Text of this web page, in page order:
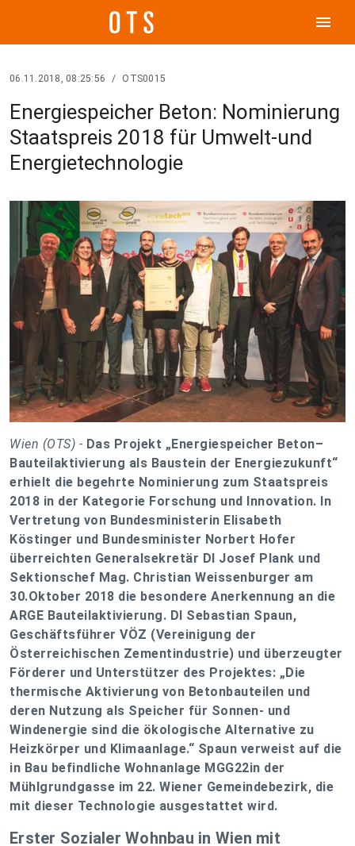
menu
06.11.2018, 08:25:56 / OTS0015
Energiespeicher Beton: Nominierung
Staatspreis 2018 für Umwelt-und
Energietechnologie
Wien (OTS) - Das Projekt „Energiespeicher Beton–
Bauteilaktivierung als Baustein der Energiezukunft“
erhielt die begehrte Nominierung zum Staatspreis
2018 in der Kategorie Forschung und Innovation. In
Vertretung von Bundesministerin Elisabeth
Köstinger und Bundesminister Norbert Hofer
überreichten Generalsekretär DI Josef Plank und
Sektionschef Mag. Christian Weissenburger am
30.Oktober 2018 die besondere Anerkennung an die
ARGE Bauteilaktivierung. DI Sebastian Spaun,
Geschäftsführer VÖZ (Vereinigung der
Österreichischen Zementindustrie) und überzeugter
Förderer und Unterstützer des Projektes: „Die
thermische Aktivierung von Betonbauteilen und
deren Nutzung als Speicher für Sonnen- und
Windenergie sind die ökologische Alternative zu
Heizkörper und Klimaanlage.“ Spaun verweist auf die
in Bau befindliche Wohnanlage MGG22in der
Mühlgrundgasse im 22. Wiener Gemeindebezirk, die
mit dieser Technologie ausgestattet wird.
Erster Sozialer Wohnbau in Wien mit